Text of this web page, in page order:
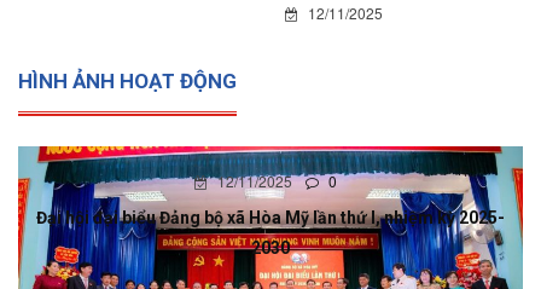
12/11/2025
HÌNH ẢNH HOẠT ĐỘNG
12/11/2025 0
Đại hội đại biểu Đảng bộ xã Hòa Mỹ lần thứ I, nhiệm kỳ 2025-
2030